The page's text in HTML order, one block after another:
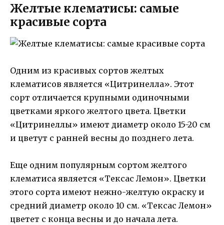
Желтые клематисы: самые
красивые сорта
Одним из красивых сортов желтых
клематисов является «Цитринелла». Этот
сорт отличается крупными одиночными
цветками яркого желтого цвета. Цветки
«Цитринеллы» имеют диаметр около 15-20 см
и цветут с ранней весны до позднего лета.
Еще одним популярным сортом желтого
клематиса является «Тексас Лемон». Цветки
этого сорта имеют нежно-желтую окраску и
средний диаметр около 10 см. «Тексас Лемон»
цветет с конца весны и до начала лета.